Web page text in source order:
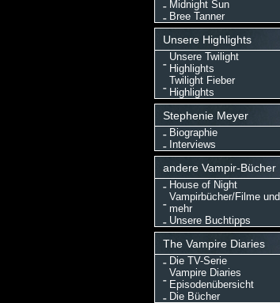
Midnight Sun
Bree Tanner
Unsere Highlights
Unsere Twilight
Highlights
Twilight Fieber
Highlights
Stephenie Meyer
Biographie
Interviews
andere Vampir-Bücher
House of Night
Vampirbücher/Filme und
mehr
Unsere Buchtipps
The Vampire Diaries
Die TV-Serie
Vampire Diaries
Episodenübersicht
Die Bücher